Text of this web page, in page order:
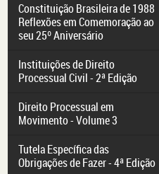
Constituição Brasileira de 1988
Reflexões em Comemoração ao
seu 25º Aniversário
Instituições de Direito
Processual Civil - 2ª Edição
Direito Processual em
Movimento - Volume 3
Tutela Específica das
Obrigações de Fazer - 4ª Edição